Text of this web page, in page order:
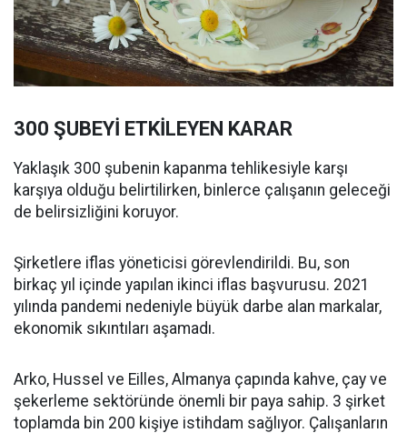
300 ŞUBEYİ ETKİLEYEN KARAR
Yaklaşık 300 şubenin kapanma tehlikesiyle karşı
karşıya olduğu belirtilirken, binlerce çalışanın geleceği
de belirsizliğini koruyor.
Şirketlere iflas yöneticisi görevlendirildi. Bu, son
birkaç yıl içinde yapılan ikinci iflas başvurusu. 2021
yılında pandemi nedeniyle büyük darbe alan markalar,
ekonomik sıkıntıları aşamadı.
Arko, Hussel ve Eilles, Almanya çapında kahve, çay ve
şekerleme sektöründe önemli bir paya sahip. 3 şirket
toplamda bin 200 kişiye istihdam sağlıyor. Çalışanların